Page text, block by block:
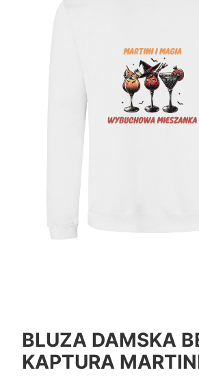
BLUZA DAMSKA
KAPTURA